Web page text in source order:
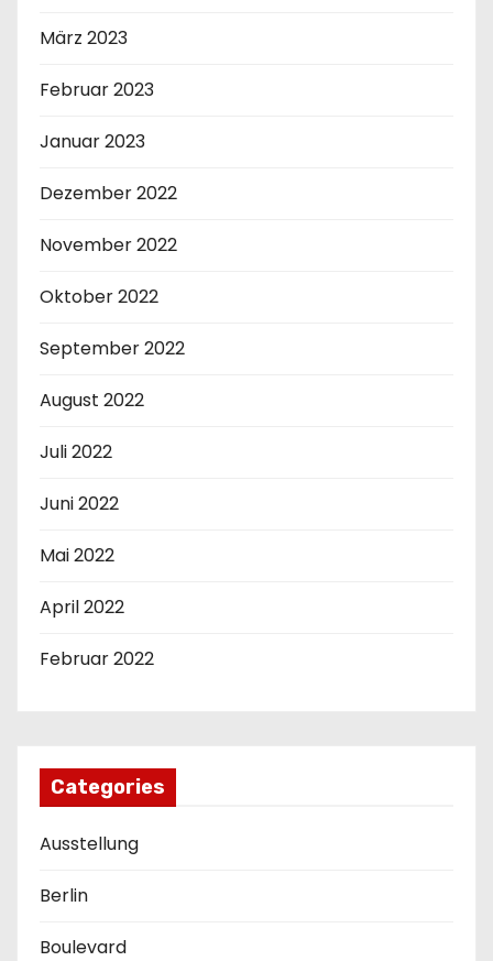
März 2023
Februar 2023
Januar 2023
Dezember 2022
November 2022
Oktober 2022
September 2022
August 2022
Juli 2022
Juni 2022
Mai 2022
April 2022
Februar 2022
Categories
Ausstellung
Berlin
Boulevard